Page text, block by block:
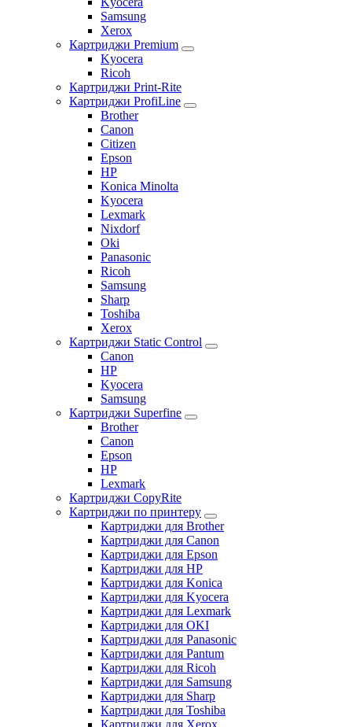
Samsung
Xerox
Картриджи Premium
Kyocera
Ricoh
Картриджи Print-Rite
Картриджи ProfiLine
Brother
Canon
Citizen
Epson
HP
Konica Minolta
Kyocera
Lexmark
Nixdorf
Oki
Panasonic
Ricoh
Samsung
Sharp
Toshiba
Xerox
Картриджи Static Control
Canon
HP
Kyocera
Samsung
Картриджи Superfine
Brother
Canon
Epson
HP
Lexmark
Картриджи CopyRite
Картриджи по принтеру
Картриджи для Brother
Картриджи для Canon
Картриджи для Epson
Картриджи для HP
Картриджи для Konica
Картриджи для Kyocera
Картриджи для Lexmark
Картриджи для OKI
Картриджи для Panasonic
Картриджи для Pantum
Картриджи для Ricoh
Картриджи для Samsung
Картриджи для Sharp
Картриджи для Toshiba
Картриджи для Xerox